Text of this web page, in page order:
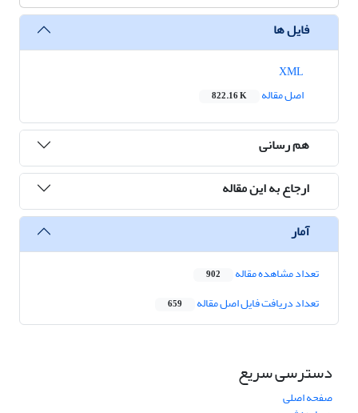
فایل ها
اصل مقاله
822.16 K
هم رسانی
ارجاع به این مقاله
آمار
تعداد مشاهده مقاله 902
تعداد دریافت فایل اصل مقاله 659
دسترسی سریع
صفحه اصلی